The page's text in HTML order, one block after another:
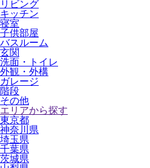
リビング
キッチン
寝室
子供部屋
バスルーム
玄関
洗面・トイレ
外観・外構
ガレージ
階段
その他
エリアから探す
東京都
神奈川県
埼玉県
千葉県
茨城県